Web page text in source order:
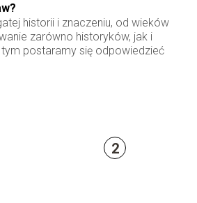
historii i znaczeniu, od wieków
zarówno historyków, jak i
postaramy się odpowiedzieć
2